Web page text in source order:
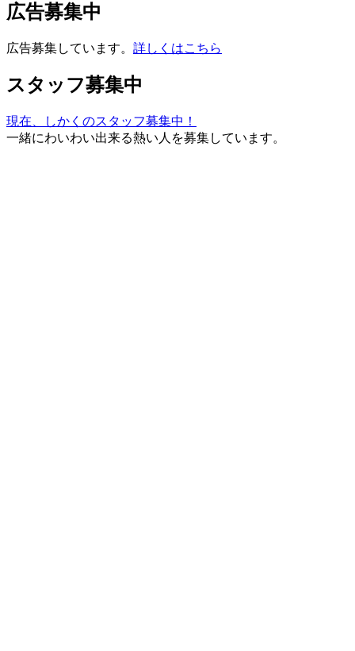
広告募集中
広告募集しています。 詳しくはこちら
スタッフ募集中
現在、しかくのスタッフ募集中！
一緒にわいわい出来る熱い人を募集しています。